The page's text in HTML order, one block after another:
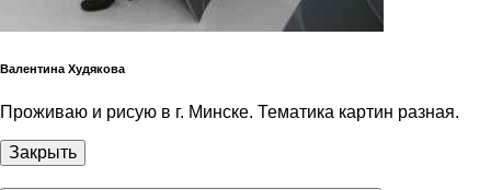
Валентина Худякова
Проживаю и рисую в г. Минске. Тематика картин разная.
Закрыть